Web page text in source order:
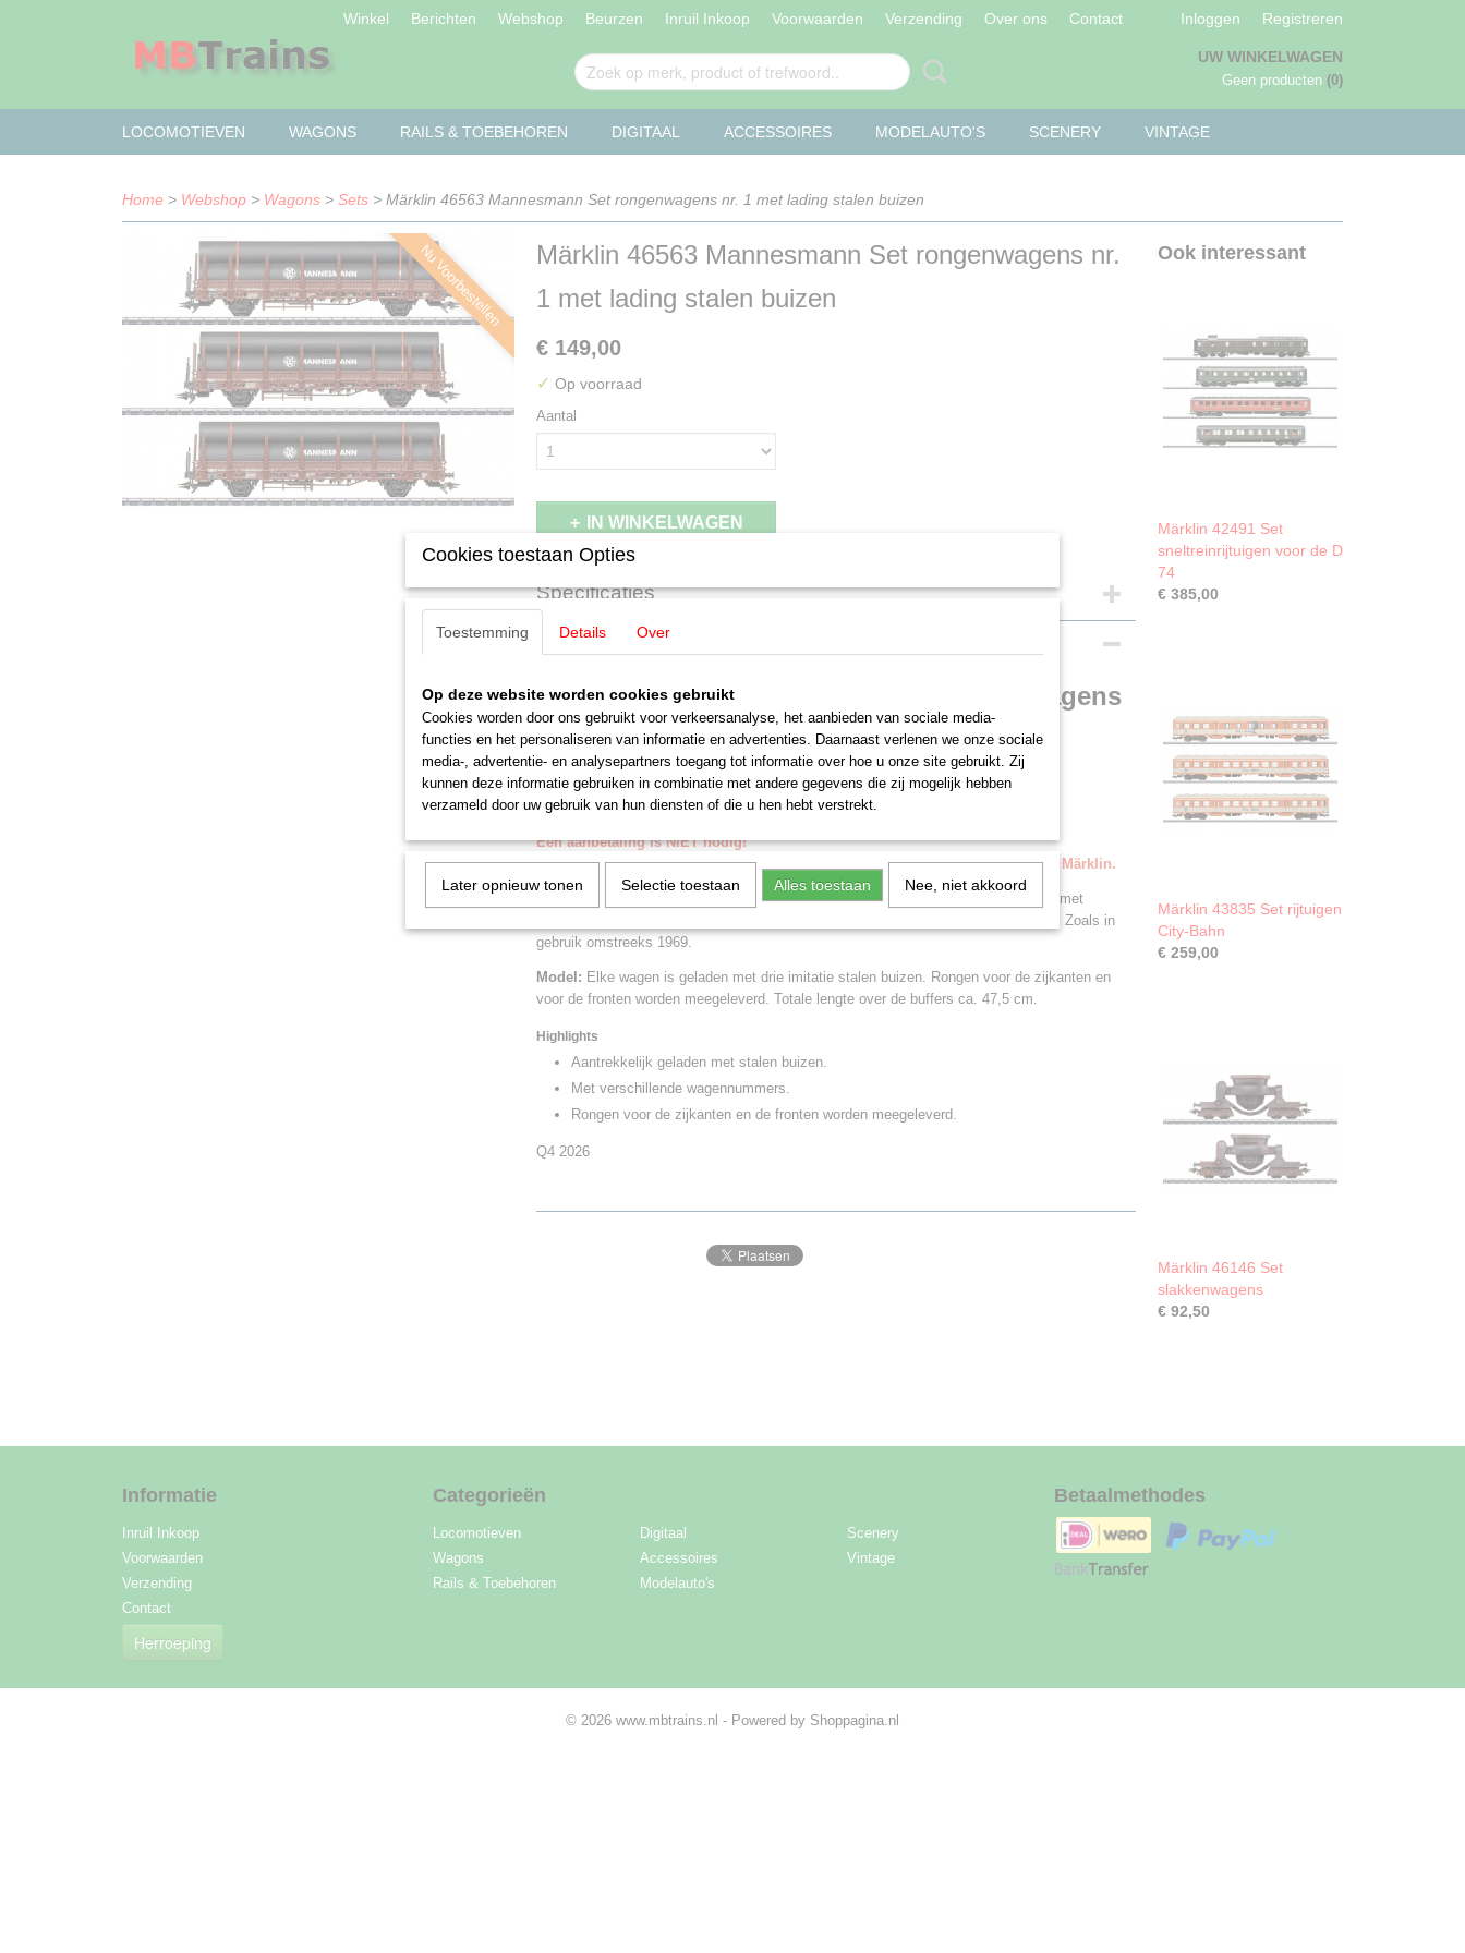
Winkel Berichten Webshop Beurzen Inruil Inkoop Voorwaarden Verzending Over ons Contact Inloggen Registreren
UW WINKELWAGEN
Geen producten (0)
LOCOMOTIEVEN WAGONS RAILS & TOEBEHOREN DIGITAAL ACCESSOIRES MODELAUTO'S SCENERY VINTAGE
Home > Webshop > Wagons > Sets > Märklin 46563 Mannesmann Set rongenwagens nr. 1 met lading stalen buizen
Nu Voorbestellen
Märklin 46563 Mannesmann Set rongenwagens nr.
1 met lading stalen buizen
€ 149,00
✓ Op voorraad
Aantal
IN WINKELWAGEN
Specificaties
Productcode leverancier
Schaal
H0 (1:87)
Omschrijving
Märklin 46563 Mannesmann Set rongenwagens
nr. 1 met lading stalen buizen
MHI Model
Een aanbetaling is NIET nodig!
Betalen en afhalen of opsturen geschied binnen 30 dagen na uitlevering door Märklin.
Drie twee-assige rongenwagens type Kbs 443 van de Deutsche Bundesbahn (DB), met
handrembordessen en rongen. Werden gebruikt voor het vervoer van stalen buizen. Zoals in
gebruik omstreeks 1969.
Model: Elke wagen is geladen met drie imitatie stalen buizen. Rongen voor de zijkanten en
voor de fronten worden meegeleverd. Totale lengte over de buffers ca. 47,5 cm.
Highlights
Aantrekkelijk geladen met stalen buizen.
Met verschillende wagennummers.
Rongen voor de zijkanten en de fronten worden meegeleverd.
Q4 2026
Ook interessant
Märklin 42491 Set
sneltreinrijtuigen voor de D
74
€ 385,00
Märklin 43835 Set rijtuigen
City-Bahn
€ 259,00
Märklin 46146 Set
slakkenwagens
€ 92,50
Informatie
Inruil Inkoop
Voorwaarden
Verzending
Contact
Herroeping
Categorieën
Locomotieven
Wagons
Rails & Toebehoren
Digitaal
Accessoires
Modelauto's
Scenery
Vintage
Betaalmethodes
© 2026 www.mbtrains.nl - Powered by Shoppagina.nl
Cookies toestaan Opties
Toestemming Details Over
Op deze website worden cookies gebruikt
Cookies worden door ons gebruikt voor verkeersanalyse, het aanbieden van sociale media-
functies en het personaliseren van informatie en advertenties. Daarnaast verlenen we onze sociale
media-, advertentie- en analysepartners toegang tot informatie over hoe u onze site gebruikt. Zij
kunnen deze informatie gebruiken in combinatie met andere gegevens die zij mogelijk hebben
verzameld door uw gebruik van hun diensten of die u hen hebt verstrekt.
Later opnieuw tonen Selectie toestaan Alles toestaan Nee, niet akkoord